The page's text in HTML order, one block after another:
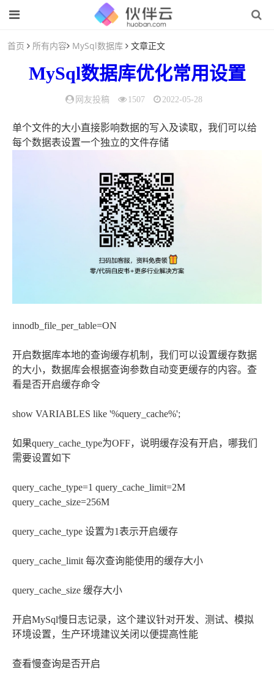
首页 所有内容 MySql数据库 文章正文
MySql数据库优化常用设置
网友投稿 1507 2022-05-28
单个文件的大小直接影响数据的写入及读取，我们可以给
每个数据表设置一个独立的文件存储
innodb_file_per_table=ON
开启数据库本地的查询缓存机制，我们可以设置缓存数据
的大小，数据库会根据查询参数自动变更缓存的内容。查
看是否开启缓存命令
show VARIABLES like '%query_cache%';
如果query_cache_type为OFF，说明缓存没有开启，哪我们
需要设置如下
query_cache_type=1 query_cache_limit=2M
query_cache_size=256M
query_cache_type 设置为1表示开启缓存
query_cache_limit 每次查询能使用的缓存大小
query_cache_size 缓存大小
开启MySql慢日志记录，这个建议针对开发、测试、模拟
环境设置，生产环境建议关闭以便提高性能
查看慢查询是否开启